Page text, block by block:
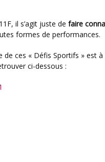
il s’agit juste de faire
formes de performances.
de ces « Défis Sportifs » est
ci-dessous :